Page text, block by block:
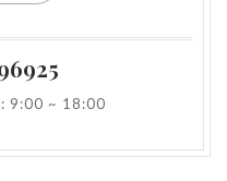
9:00 ~ 18:00